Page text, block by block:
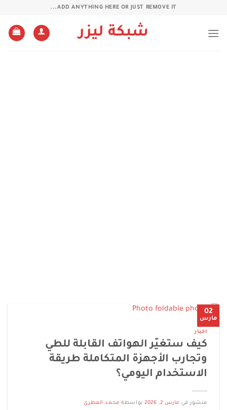
ADD ANYTHING HERE OR JUST REMOVE IT...
شبكة ليزر
02
مارس
اخبار
كيف ستغيّر الهواتف القابلة للطي
وتجارب الأجهزة المتكاملة طريقة
الاستخدام اليومي؟
منشور في مارس 2, 2026 بواسطة محمد المطري